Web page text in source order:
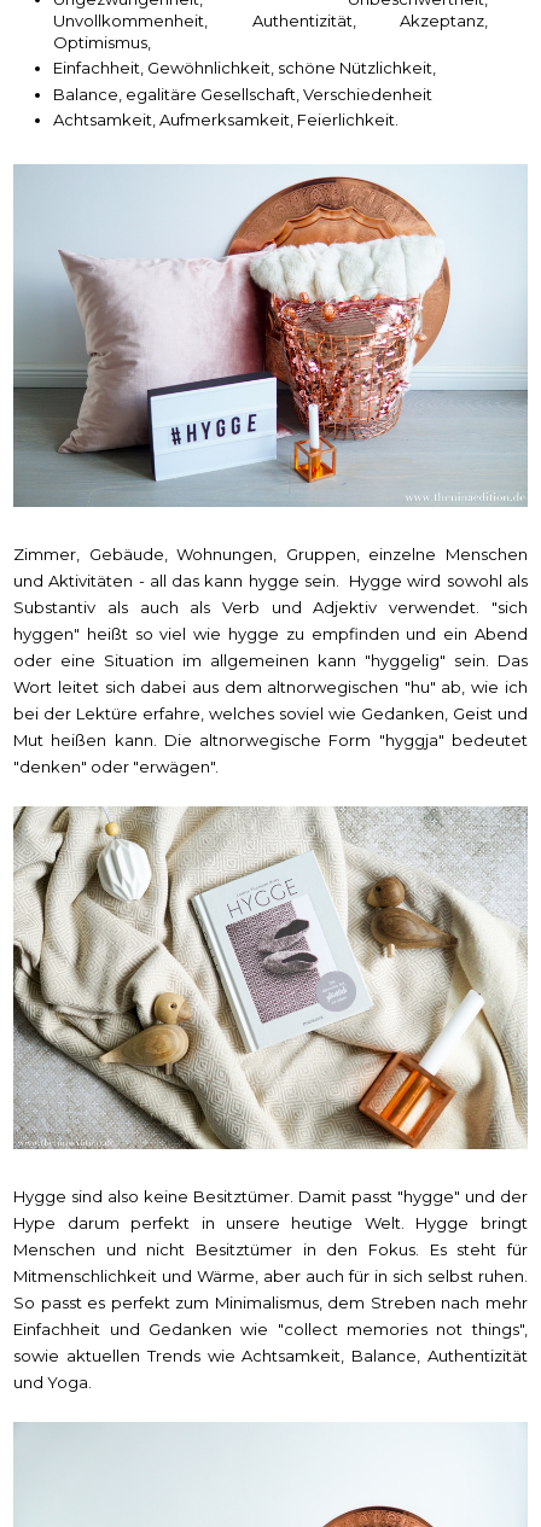
Unvollkommenheit, Authentizität, Akzeptanz,
Optimismus,
Einfachheit, Gewöhnlichkeit, schöne Nützlichkeit,
Balance, egalitäre Gesellschaft, Verschiedenheit
Achtsamkeit, Aufmerksamkeit, Feierlichkeit.
Zimmer, Gebäude, Wohnungen, Gruppen, einzelne Menschen
und Aktivitäten - all das kann hygge sein. Hygge wird sowohl als
Substantiv als auch als Verb und Adjektiv verwendet. "sich
hyggen" heißt so viel wie hygge zu empfinden und ein Abend
oder eine Situation im allgemeinen kann "hyggelig" sein. Das
Wort leitet sich dabei aus dem altnorwegischen "hu" ab, wie ich
bei der Lektüre erfahre, welches soviel wie Gedanken, Geist und
Mut heißen kann. Die altnorwegische Form "hyggja" bedeutet
"denken" oder "erwägen".
Hygge sind also keine Besitztümer. Damit passt "hygge" und der
Hype darum perfekt in unsere heutige Welt. Hygge bringt
Menschen und nicht Besitztümer in den Fokus. Es steht für
Mitmenschlichkeit und Wärme, aber auch für in sich selbst ruhen.
So passt es perfekt zum Minimalismus, dem Streben nach mehr
Einfachheit und Gedanken wie "collect memories not things",
sowie aktuellen Trends wie Achtsamkeit, Balance, Authentizität
und Yoga.